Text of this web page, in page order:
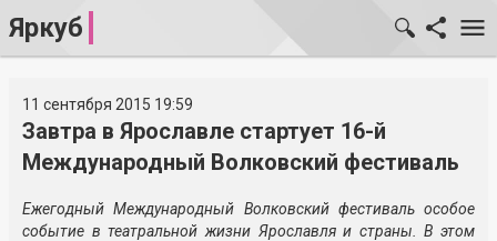
Яркуб
11 сентября 2015 19:59
Завтра в Ярославле стартует 16-й
Международный Волковский фестиваль
Ежегодный Международный Волковский фестиваль особое
событие в театральной жизни Ярославля и страны. В этом